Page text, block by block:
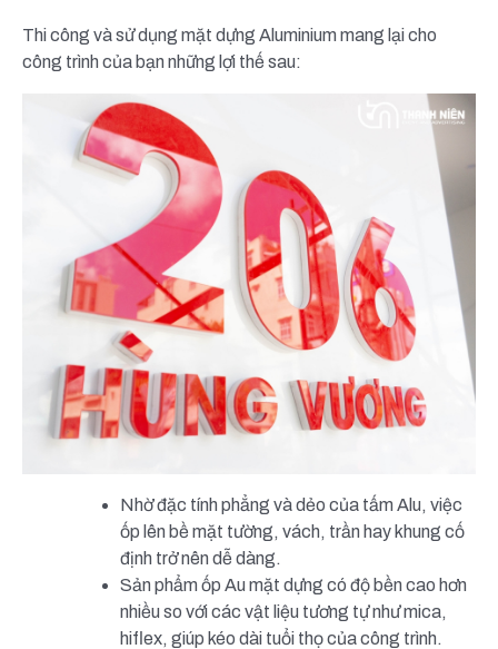
Thi công và sử dụng mặt dựng Aluminium mang lại cho
công trình của bạn những lợi thế sau:
Nhờ đặc tính phẳng và dẻo của tấm Alu, việc
ốp lên bề mặt tường, vách, trần hay khung cố
định trở nên dễ dàng.
Sản phẩm ốp Au mặt dựng có độ bền cao hơn
nhiều so với các vật liệu tương tự như mica,
hiflex, giúp kéo dài tuổi thọ của công trình.